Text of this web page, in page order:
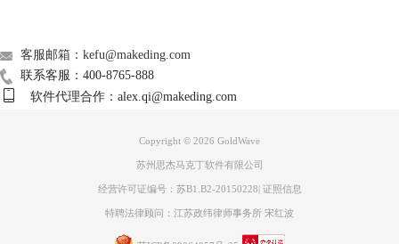
客服邮箱：kefu@makeding.com
联系客服：400-8765-888
软件代理合作：alex.qi@makeding.com
Copyright © 2026 GoldWave
苏州思杰马克丁软件有限公司
经营许可证编号：苏B1.B2-20150228| 证照信息
特聘法律顾问：江苏政纬律师事务所 宋红波